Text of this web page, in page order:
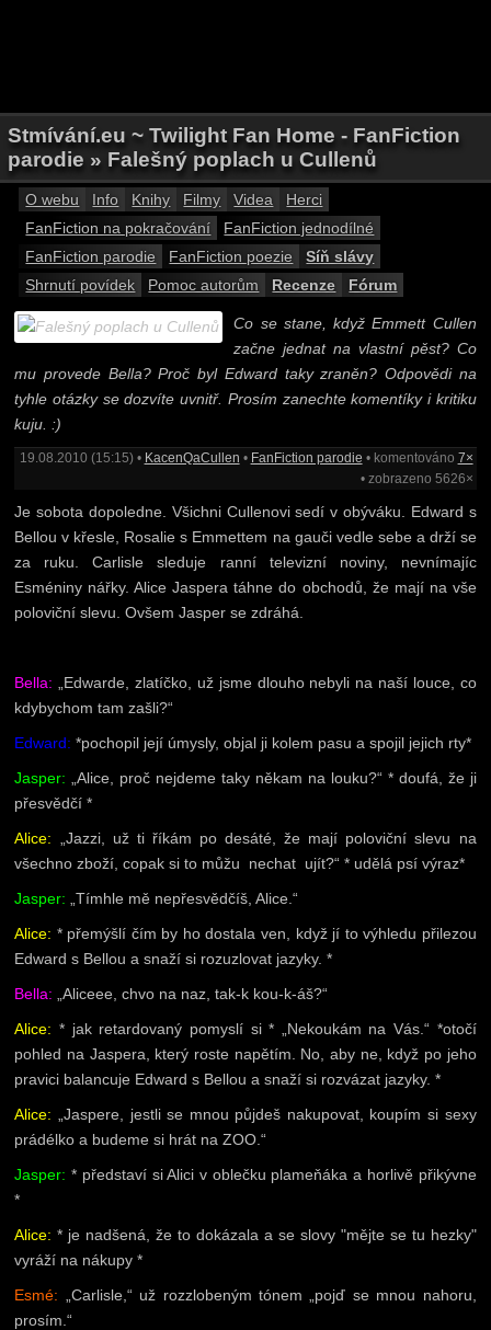
Stmívání.eu ~ Twilight Fan Home - FanFiction
parodie » Falešný poplach u Cullenů
O webu Info Knihy Filmy Videa
Herci
FanFiction na pokračování
FanFiction jednodílné
FanFiction parodie
FanFiction poezie
Síň slávy
Shrnutí povídek
Pomoc autorům Recenze Fórum
Co se stane, když Emmett Cullen
začne jednat na vlastní pěst? Co
mu provede Bella? Proč byl Edward taky zraněn? Odpovědi na
tyhle otázky se dozvíte uvnitř. Prosím zanechte komentíky i kritiku
kuju. :)
19.08.2010 (15:15) • KacenQaCullen • FanFiction parodie • komentováno 7×
• zobrazeno 5626×
Je sobota dopoledne. Všichni Cullenovi sedí v obýváku. Edward s
Bellou v křesle, Rosalie s Emmettem na gauči vedle sebe a drží se
za ruku. Carlisle sleduje ranní televizní noviny, nevnímajíc
Esméniny nářky. Alice Jaspera táhne do obchodů, že mají na vše
poloviční slevu. Ovšem Jasper se zdráhá.
Bella:
„Edwarde, zlatíčko, už jsme dlouho nebyli na naší louce, co
kdybychom tam zašli?“
Edward:*pochopil její úmysly, objal ji kolem pasu a spojil jejich rty*
Jasper: „Alice, proč nejdeme taky někam na louku?“ * doufá, že ji
přesvědčí *
Alice: „Jazzi, už ti říkám po desáté, že mají poloviční slevu na
všechno zboží, copak si to můžu nechat ujít?“ * udělá psí výraz*
Jasper: „Tímhle mě nepřesvědčíš, Alice.“
Alice: * přemýšlí čím by ho dostala ven, když jí to výhledu přilezou
Edward s Bellou a snaží si rozuzlovat jazyky. *
Bella: „Aliceee, chvo na naz, tak-k kou-k-áš?“
Alice: * jak retardovaný pomyslí si * „Nekoukám na Vás.“ *otočí
pohled na Jaspera, který roste napětím. No, aby ne, když po jeho
pravici balancuje Edward s Bellou a snaží si rozvázat jazyky. *
Alice: „Jaspere, jestli se mnou půjdeš nakupovat, koupím si sexy
prádélko a budeme si hrát na ZOO.“
Jasper:* představí si Alici v oblečku plameňáka a horlivě přikývne
*
Alice: * je nadšená, že to dokázala a se slovy "mějte se tu hezky"
vyráží na nákupy *
Esmé: „Carlisle,“ už rozzlobeným tónem „pojď se mnou nahoru,
prosím.“